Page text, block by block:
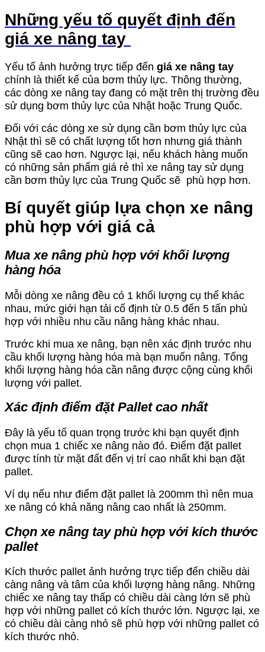
Những yếu tố quyết định đến
giá xe nâng tay
Yếu tố ảnh hưởng trực tiếp đến giá xe nâng tay
chính là thiết kế của bơm thủy lực. Thông thường,
các dòng xe nâng tay đang có mặt trên thị trường đều
sử dụng bơm thủy lực của Nhật hoặc Trung Quốc.
Đối với các dòng xe sử dụng cần bơm thủy lực của
Nhật thì sẽ có chất lượng tốt hơn nhưng giá thành
cũng sẽ cao hơn. Ngược lại, nếu khách hàng muốn
có những sản phẩm giá rẻ thì xe nâng tay sử dụng
cần bơm thủy lực của Trung Quốc sẽ phù hợp hơn.
Bí quyết giúp lựa chọn xe nâng
phù hợp với giá cả
Mua xe nâng phù hợp với khối lượng
hàng hóa
Mỗi dòng xe nâng đều có 1 khối lượng cụ thể khác
nhau, mức giới hạn tải cố định từ 0.5 đến 5 tấn phù
hợp với nhiều nhu cầu nâng hàng khác nhau.
Trước khi mua xe nâng, bạn nên xác định trước nhu
cầu khối lượng hàng hóa mà bạn muốn nâng. Tổng
khối lượng hàng hóa cần nâng được cộng cùng khối
lượng với pallet.
Xác định điểm đặt Pallet cao nhất
Đây là yếu tố quan trọng trước khi bạn quyết định
chọn mua 1 chiếc xe nâng nào đó. Điểm đặt pallet
được tính từ mặt đất đến vị trí cao nhất khi bạn đặt
pallet.
Ví dụ nếu như điểm đặt pallet là 200mm thì nên mua
xe nâng có khả năng nâng cao nhất là 250mm.
Chọn xe nâng tay phù hợp với kích thước
pallet
Kích thước pallet ảnh hưởng trực tiếp đến chiều dài
càng nâng và tâm của khối lượng hàng nâng. Những
chiếc xe nâng tay thấp có chiều dài càng lớn sẽ phù
hợp với những pallet có kích thước lớn. Ngược lại, xe
có chiều dài càng nhỏ sẽ phù hợp với những pallet có
kích thước nhỏ.